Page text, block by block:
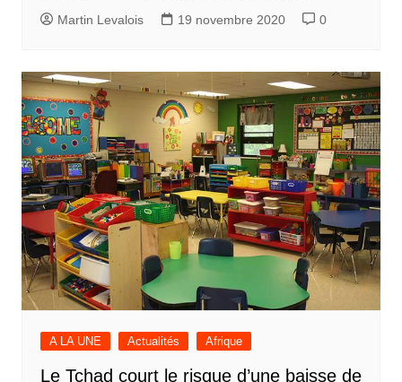
Martin Levalois 19 novembre 2020 0
A LA UNE Actualités Afrique
Le Tchad court le risque d’une baisse de